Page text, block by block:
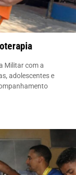
Militar com a
adolescentes e